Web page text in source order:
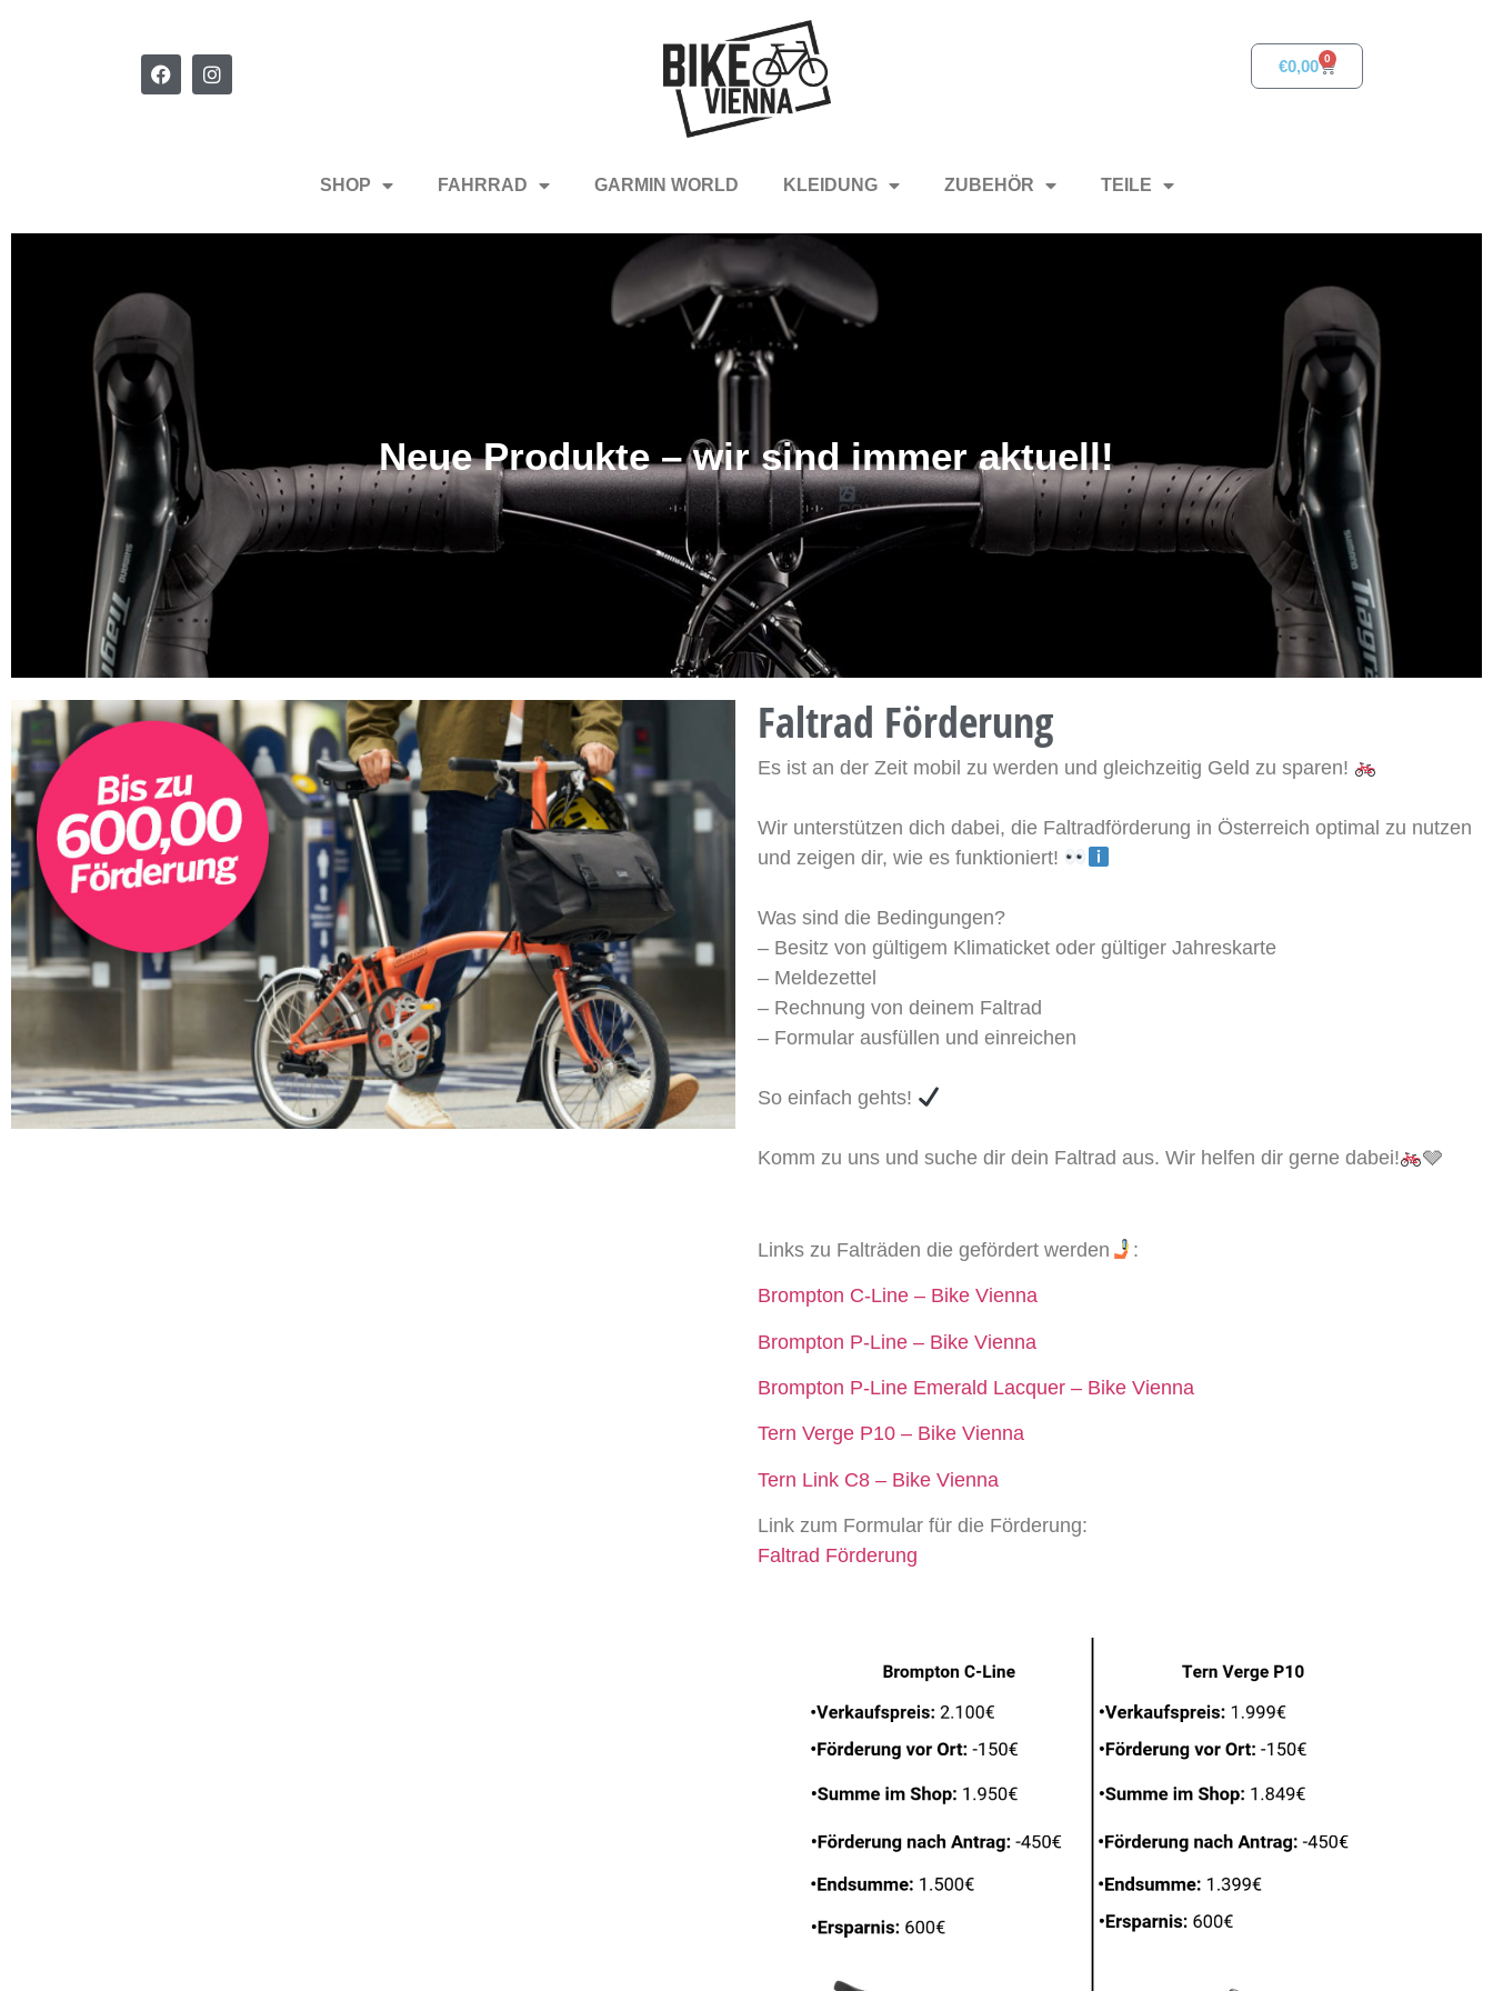
€0,00 0
SHOP FAHRRAD GARMIN WORLD KLEIDUNG ZUBEHÖR TEILE
Neue Produkte – wir sind immer aktuell!
Faltrad Förderung
Es ist an der Zeit mobil zu werden und gleichzeitig Geld zu sparen!
Wir unterstützen dich dabei, die Faltradförderung in Österreich optimal zu nutzen
und zeigen dir, wie es funktioniert!
Was sind die Bedingungen?
– Besitz von gültigem Klimaticket oder gültiger Jahreskarte
– Meldezettel
– Rechnung von deinem Faltrad
– Formular ausfüllen und einreichen
So einfach gehts!
Komm zu uns und suche dir dein Faltrad aus. Wir helfen dir gerne dabei! 🩶
Links zu Falträden die gefördert werden :
Brompton C-Line – Bike Vienna
Brompton P-Line – Bike Vienna
Brompton P-Line Emerald Lacquer – Bike Vienna
Tern Verge P10 – Bike Vienna
Tern Link C8 – Bike Vienna
Link zum Formular für die Förderung:
Faltrad Förderung